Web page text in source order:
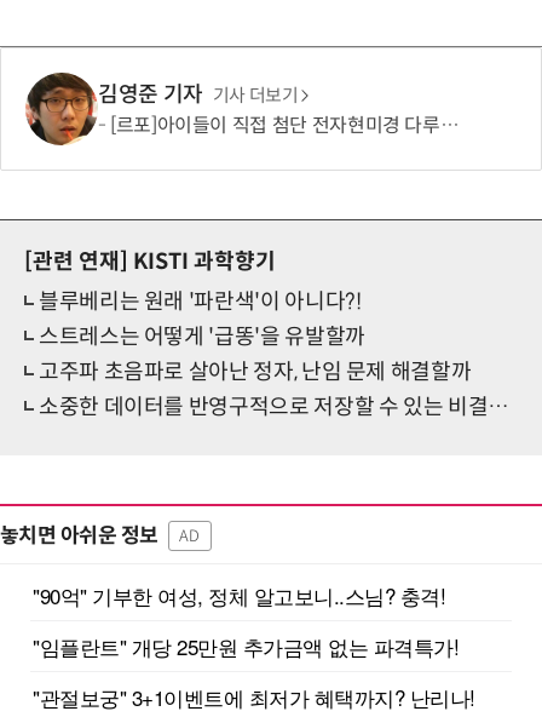
김영준 기자 기사 더보기
[르포]아이들이 직접 첨단 전자현미경 다루며 과학원리 체득...과학체험 제공 '주니어닥터' 현장
[관련 연재]
KISTI 과학향기
블루베리는 원래 '파란색'이 아니다?!
스트레스는 어떻게 '급똥'을 유발할까
고주파 초음파로 살아난 정자, 난임 문제 해결할까
소중한 데이터를 반영구적으로 저장할 수 있는 비결은?
놓치면 아쉬운 정보 AD